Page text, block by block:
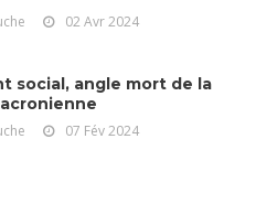
02 Avr 2024
social, angle mort de la
07 Fév 2024